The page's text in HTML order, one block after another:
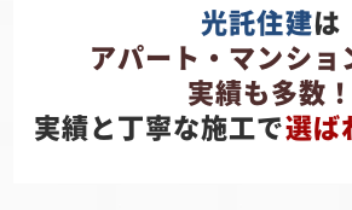
光託住建は
アパート・マンショ
実績も多数！
実績と丁寧な施工で選ば